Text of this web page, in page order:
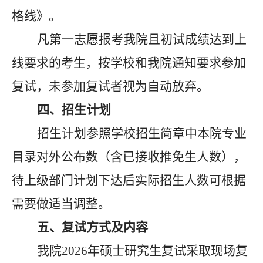
格线》。
凡第一志愿报考我院且初试成绩达到上
线要求的考生，按学校和我院通知要求参加
复试，未参加复试者视为自动放弃。
四、招生计划
招生计划参照学校招生简章中本院专业
目录对外公布数（含已接收推免生人数），
待上级部门计划下达后实际招生人数可根据
需要做适当调整。
五、复试方式及内容
我院2026年硕士研究生复试采取现场复